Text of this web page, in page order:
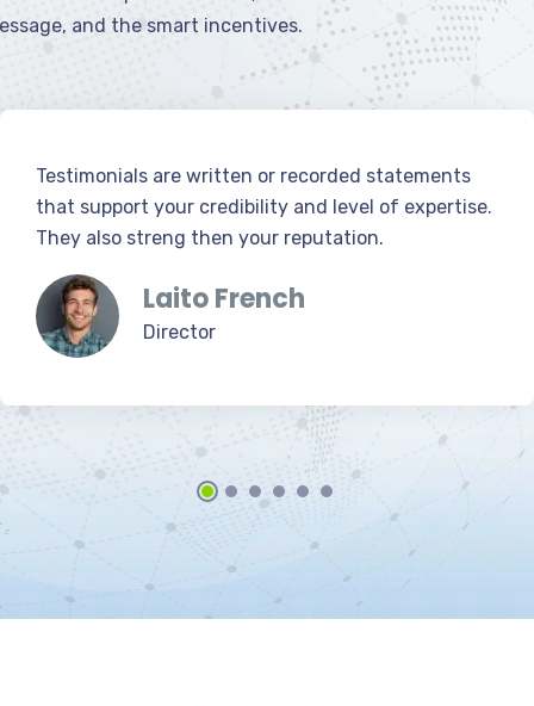
and the smart incentives.
Testimonials are written or recorded statements
that support your credibility and level of expertise.
They also streng then your reputation.
Laito French
Director